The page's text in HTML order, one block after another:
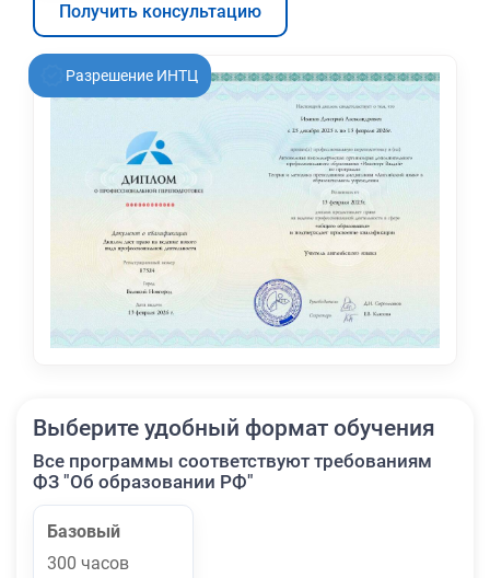
Получить консультацию
Разрешение ИНТЦ
Выберите удобный формат обучения
Все программы соответствуют требованиям
ФЗ "Об образовании РФ"
Базовый
300 часов